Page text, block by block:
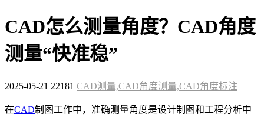
CAD怎么测量角度？CAD角度
测量“快准稳”
2025-05-21 22181 CAD测量,CAD角度测量,CAD角度标注
在CAD制图工作中，准确测量角度是设计制图和工程分析中